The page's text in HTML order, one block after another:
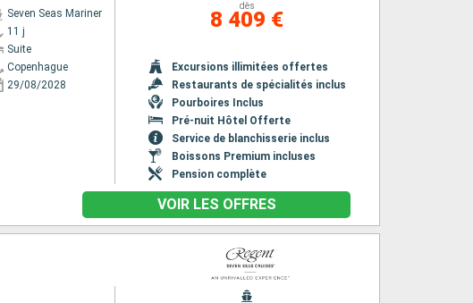
Seven Seas Mariner
11 j
Suite
Copenhague
29/08/2028
dès
8 409 €
Excursions illimitées offertes
Restaurants de spécialités inclus
Pourboires Inclus
Pré-nuit Hôtel Offerte
Service de blanchisserie inclus
Boissons Premium incluses
Pension complète
VOIR LES OFFRES